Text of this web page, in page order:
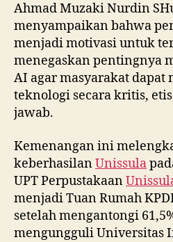
Ahmad Muzaki Nurdin
menyampaikan bahwa
menjadi motivasi untuk
menegaskan pentingnya
AI agar masyarakat dapat
teknologi secara kritis,
jawab.
Kemenangan ini
keberhasilanUnissula
UPT Perpustakaan
menjadi Tuan Rumah
setelah mengantongi
mengungguli Universitas